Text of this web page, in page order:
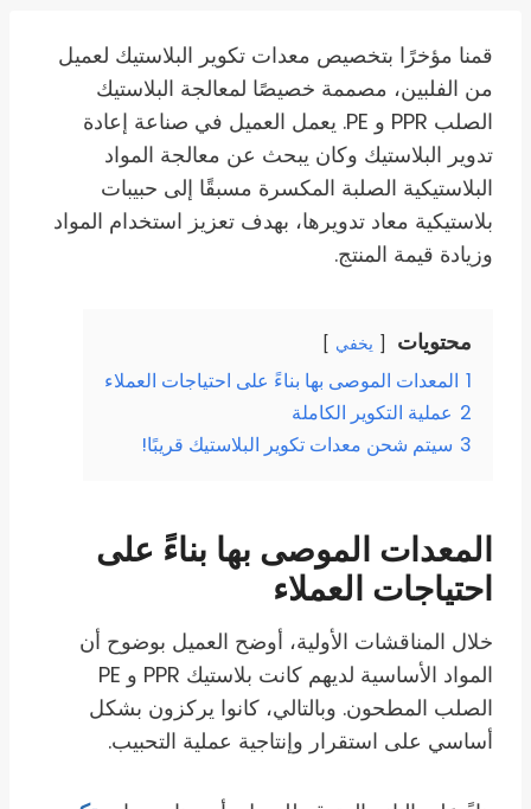
قمنا مؤخرًا بتخصيص معدات تكوير البلاستيك لعميل
من الفلبين، مصممة خصيصًا لمعالجة البلاستيك
الصلب PPR و PE. يعمل العميل في صناعة إعادة
تدوير البلاستيك وكان يبحث عن معالجة المواد
البلاستيكية الصلبة المكسرة مسبقًا إلى حبيبات
بلاستيكية معاد تدويرها، بهدف تعزيز استخدام المواد
وزيادة قيمة المنتج.
محتويات يخفي
1 المعدات الموصى بها بناءً على احتياجات العملاء
2 عملية التكوير الكاملة
3 سيتم شحن معدات تكوير البلاستيك قريبًا!
المعدات الموصى بها بناءً على
احتياجات العملاء
خلال المناقشات الأولية، أوضح العميل بوضوح أن
المواد الأساسية لديهم كانت بلاستيك PPR و PE
الصلب المطحون. وبالتالي، كانوا يركزون بشكل
أساسي على استقرار وإنتاجية عملية التحبيب.